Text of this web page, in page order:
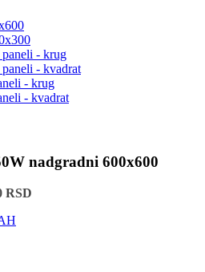
- krug
- kvadrat
- krug
- kvadrat
nadgradni 600x600
RSD